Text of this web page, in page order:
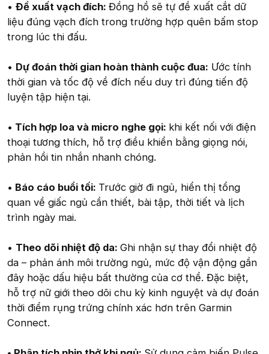
• Đề xuất vạch đích: Đồng hồ sẽ tự đề xuất cắt dữ
liệu đúng vạch đích trong trường hợp quên bấm stop
trong lúc thi đấu.
• Dự đoán thời gian hoàn thành cuộc đua: Ước tính
thời gian và tốc độ về đích nếu duy trì đúng tiến độ
luyện tập hiện tại.
• Tích hợp loa và micro nghe gọi: khi kết nối với điện
thoại tương thích, hỗ trợ điều khiển bằng giọng nói,
phản hồi tin nhắn nhanh chóng.
• Báo cáo buổi tối: Trước giờ đi ngủ, hiển thị tổng
quan về giấc ngủ cần thiết, bài tập, thời tiết và lịch
trình ngày mai.
• Theo dõi nhiệt độ da: Ghi nhận sự thay đổi nhiệt độ
da – phản ánh môi trường ngủ, mức độ vận động gần
đây hoặc dấu hiệu bất thường của cơ thể. Đặc biệt,
hỗ trợ nữ giới theo dõi chu kỳ kinh nguyệt và dự đoán
thời điểm rụng trứng chính xác hơn trên Garmin
Connect.